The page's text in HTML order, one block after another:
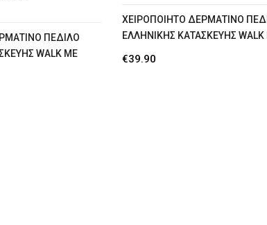
ΠΕΔΙΛΟ
WALK ME
ΧΕΙΡΟΠΟΙΗΤΟ ΔΕΡΜΑΤΙΝΟ
ΕΛΛΗΝΙΚΗΣ ΚΑΤΑΣΚΕΥΗΣ WALK
€39.90